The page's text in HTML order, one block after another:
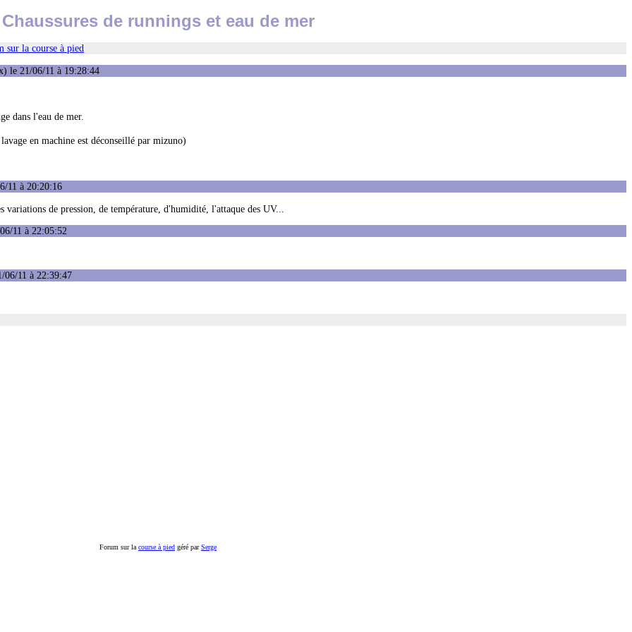
Chaussures de runnings et eau de mer
sur la course à pied
le 21/06/11 à 19:28:44
dans l'eau de mer.
en machine est déconseillé par mizuno)
11 à 20:20:16
de pression, de température, d'humidité, l'attaque des UV...
11 à 22:05:52
11 à 22:39:47
Forum sur lacourse à pied géré parSerge